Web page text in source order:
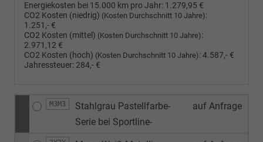
Energiekosten bei 15.000 km pro Jahr: 1.279,95 €
CO2 Kosten (niedrig) (Kosten Durchschnitt 10 Jahre):
1.251,- €
CO2 Kosten (mittel) (Kosten Durchschnitt 10 Jahre):
2.971,12 €
CO2 Kosten (hoch) (Kosten Durchschnitt 10 Jahre):4.587,- €
Jahressteuer: 284,- €
M3M3
Stahlgrau Pastellfarbe-
Serie bei Sportline-
auf Anfrage